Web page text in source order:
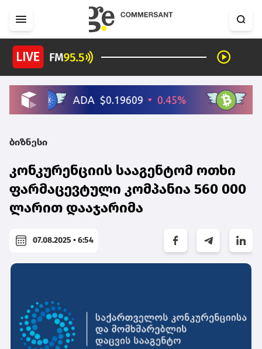
ბიზნესი
კონკურენციის სააგენტომ ოთხი
ფარმაცევტული კომპანია 560 000
ლარით დააჯარიმა
07.08.2025 • 6:54